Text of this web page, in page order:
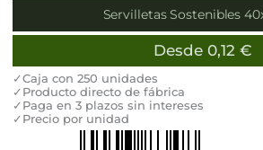
Servilletas Sostenibles
Desde 0,12 €
✓Caja con 250 unidades
✓Producto directo de fábrica
✓Paga en 3 plazos sin intereses
✓Precio por unidad